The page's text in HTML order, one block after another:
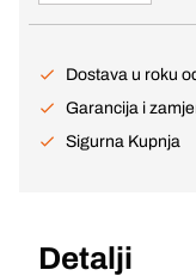
Dostava u roku
Garancija i
Sigurna Kupnja
Detalji